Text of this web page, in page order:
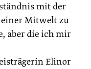
mit der
einer Mitwelt zu
aber die ich mir
Elinor